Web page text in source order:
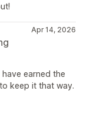
Apr 14, 2026
have earned the
keep it that way.